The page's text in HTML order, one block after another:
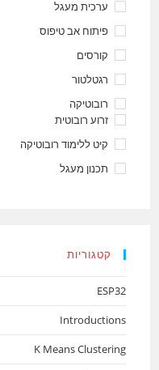
ערכית מעגל
פיתוח אב טיפוס
קורסים
רגטלטור
רובוטיקה
זרוע רובוטית
קיט ללימוד רובוטיקה
תכנון מעגל
קטגוריות
ESP32
Introductions
K Means Clustering